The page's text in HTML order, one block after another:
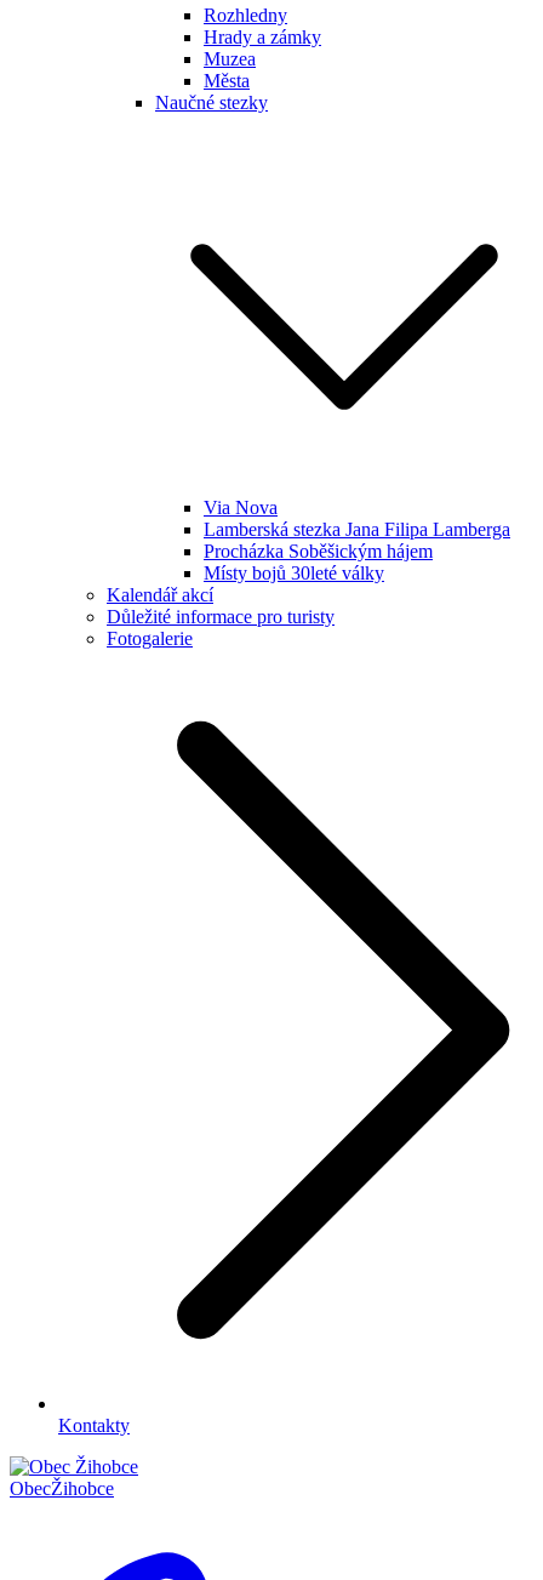
Rozhledny
Hrady a zámky
Muzea
Města
Naučné stezky
Via Nova
Lamberská stezka Jana Filipa Lamberga
Procházka Soběšickým hájem
Místy bojů 30leté války
Kalendář akcí
Důležité informace pro turisty
Fotogalerie
Kontakty
ObecŽihobce